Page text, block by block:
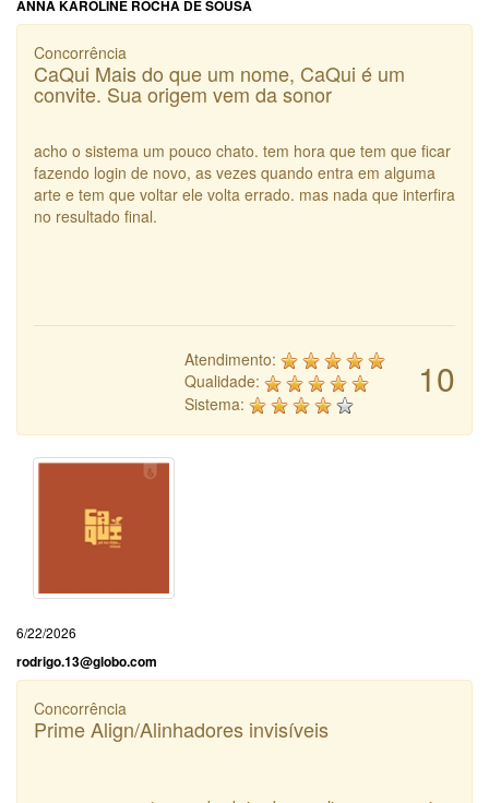
ANNA KAROLINE ROCHA DE SOUSA
Concorrência
CaQui Mais do que um nome, CaQui é um
convite. Sua origem vem da sonor
acho o sistema um pouco chato. tem hora que tem que ficar
fazendo login de novo, as vezes quando entra em alguma
arte e tem que voltar ele volta errado. mas nada que interfira
no resultado final.
10
Atendimento:
Qualidade:
Sistema:
6/22/2026
rodrigo.13@globo.com
Concorrência
Prime Align/Alinhadores invisíveis